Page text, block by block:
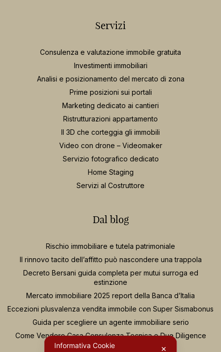
Servizi
Consulenza e valutazione immobile gratuita
Investimenti immobiliari
Analisi e posizionamento del mercato di zona
Prime posizioni sui portali
Marketing dedicato ai cantieri
Ristrutturazioni appartamento
Il 3D che corteggia gli immobili
Video con drone – Videomaker
Servizio fotografico dedicato
Home Staging
Servizi al Costruttore
Dal blog
Rischio immobiliare e tutela patrimoniale
Il rinnovo tacito dell’affitto può nascondere una trappola
Decreto Bersani guida completa per mutui surroga ed
estinzione
Mercato immobiliare 2025 report della Banca d’Italia
Eccezioni plusvalenza vendita immobile con Super Sismabonus
Guida per scegliere un agente immobiliare serio
Come Vendere Casa Consulenza Tecnica e Due Diligence
Casa Nuova o da Ristrutturare?
Informativa Cookie ✕